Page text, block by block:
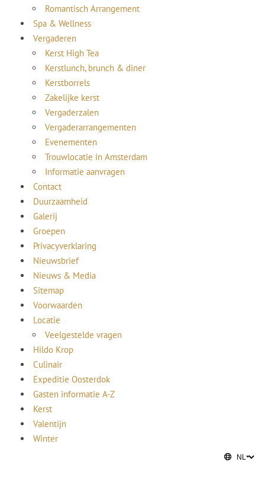
Romantisch Arrangement
Spa & Wellness
Vergaderen
Kerst High Tea
Kerstlunch, brunch & diner
Kerstborrels
Zakelijke kerst
Vergaderzalen
Vergaderarrangementen
Evenementen
Trouwlocatie in Amsterdam
Informatie aanvragen
Contact
Duurzaamheid
Galerij
Groepen
Privacyverklaring
Nieuwsbrief
Nieuws & Media
Sitemap
Voorwaarden
Locatie
Veelgestelde vragen
Hildo Krop
Culinair
Expeditie Oosterdok
Gasten informatie A-Z
Kerst
Valentijn
Winter